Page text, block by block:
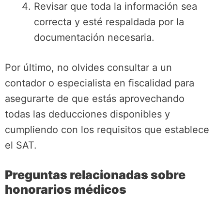
Revisar que toda la información sea
correcta y esté respaldada por la
documentación necesaria.
Por último, no olvides consultar a un
contador o especialista en fiscalidad para
asegurarte de que estás aprovechando
todas las deducciones disponibles y
cumpliendo con los requisitos que establece
el SAT.
Preguntas relacionadas sobre
honorarios médicos